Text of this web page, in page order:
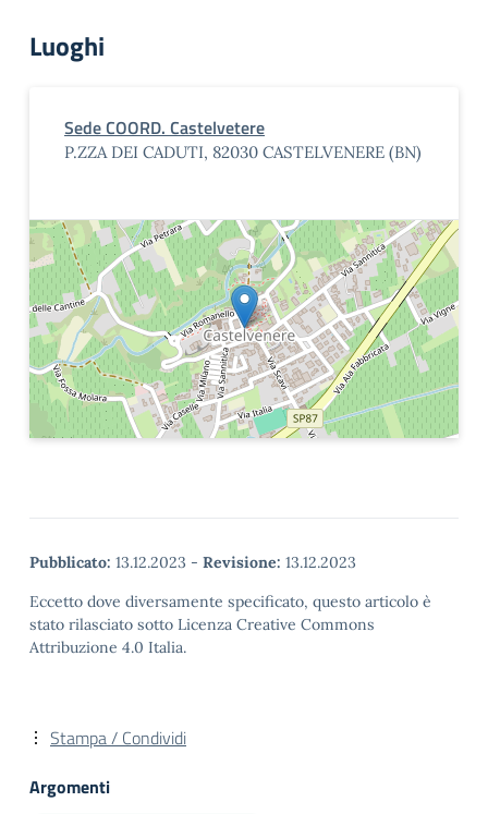
Luoghi
Sede COORD. Castelvetere
P.ZZA DEI CADUTI, 82030 CASTELVENERE (BN)
Pubblicato: 13.12.2023 - Revisione: 13.12.2023
Eccetto dove diversamente specificato, questo articolo è
stato rilasciato sotto Licenza Creative Commons
Attribuzione 4.0 Italia.
Stampa / Condividi
Argomenti